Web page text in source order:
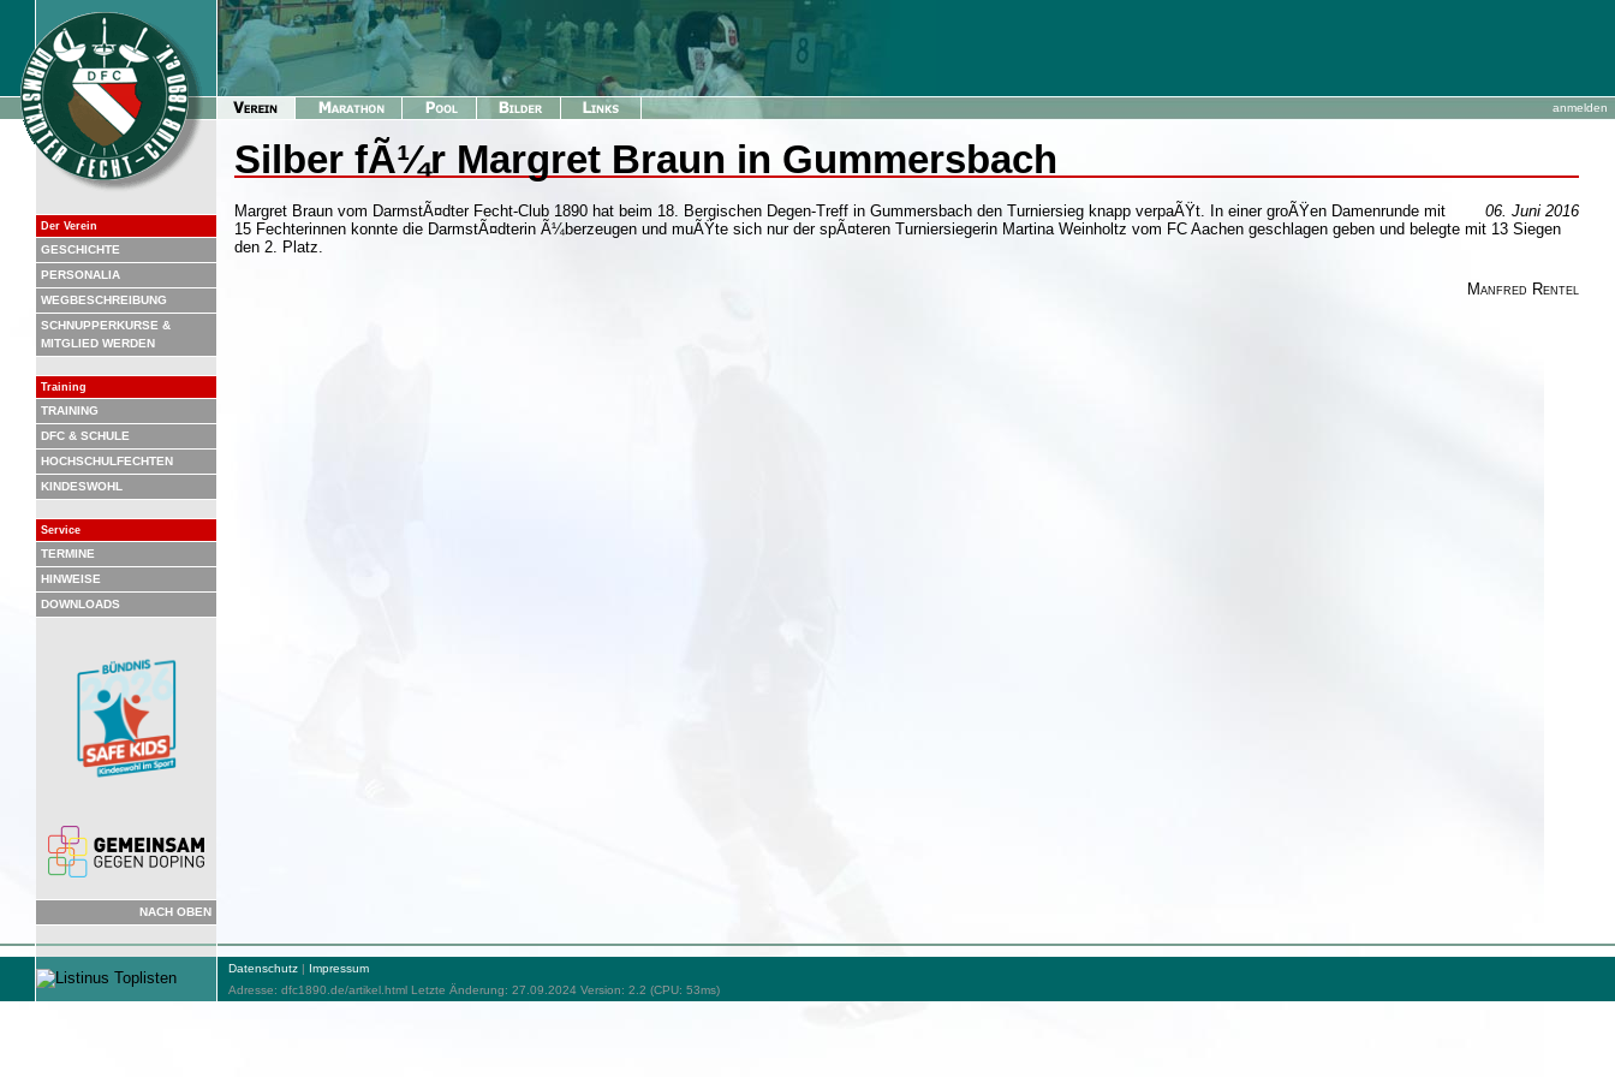
anmelden
Der Verein
GESCHICHTE
PERSONALIA
WEGBESCHREIBUNG
SCHNUPPERKURSE &
MITGLIED WERDEN
Training
TRAINING
DFC & SCHULE
HOCHSCHULFECHTEN
KINDESWOHL
Service
TERMINE
HINWEISE
DOWNLOADS
Silber fÃ¼r Margret Braun in Gummersbach
06. Juni 2016
Margret Braun vom DarmstÃ¤dter Fecht-Club 1890 hat beim 18. Bergischen Degen-Treff in Gummersbach den Turniersieg knapp verpaÃŸt. In einer groÃŸen Damenrunde mit
15 Fechterinnen konnte die DarmstÃ¤dterin Ã¼berzeugen und muÃŸte sich nur der spÃ¤teren Turniersiegerin Martina Weinholtz vom FC Aachen geschlagen geben und belegte mit 13 Siegen
den 2. Platz.
Manfred Rentel
NACH OBEN
Datenschutz | Impressum
Adresse: dfc1890.de/artikel.html Letzte Änderung: 27.09.2024 Version: 2.2 (CPU: 53ms)